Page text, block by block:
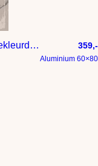
Moderne Dans – houtskool tekening ingekleurd in beige 359,-
Aluminium 60×80